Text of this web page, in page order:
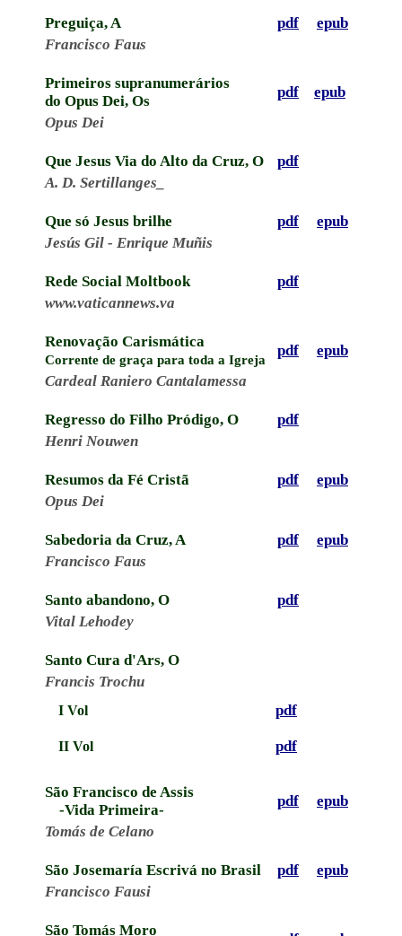
Preguiça, A pdf
epub
Francisco Faus
Primeiros supranumerários
do Opus Dei, Os
pdf
epub
Opus Dei
Que Jesus Via do Alto da Cruz, O
pdf
A. D. Sertillanges_
Que só Jesus brilhe pdf
epub
Jesús Gil - Enrique Muñis
Rede Social Moltbook
pdf
www.vaticannews.va
Renovação Carismática
Corrente de graça para toda a Igreja
pdf
epub
Cardeal Raniero Cantalamessa
Regresso do Filho Pródigo, O
pdf
Henri Nouwen
Resumos da Fé Cristã pdf
epub
Opus Dei
Sabedoria da Cruz, A pdf
epub
Francisco Faus
Santo abandono, O
pdf
Vital Lehodey
Santo Cura d'Ars, O
Francis Trochu
I Vol pdf
II Vol pdf
São Francisco de Assis
-Vida Primeira-
pdf
epub
Tomás de Celano
São Josemaría Escrivá no Brasil pdf
epub
Francisco Fausi
São Tomás Moro